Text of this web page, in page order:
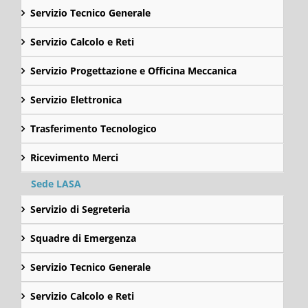
Servizio Tecnico Generale
Servizio Calcolo e Reti
Servizio Progettazione e Officina Meccanica
Servizio Elettronica
Trasferimento Tecnologico
Ricevimento Merci
Sede LASA
Servizio di Segreteria
Squadre di Emergenza
Servizio Tecnico Generale
Servizio Calcolo e Reti